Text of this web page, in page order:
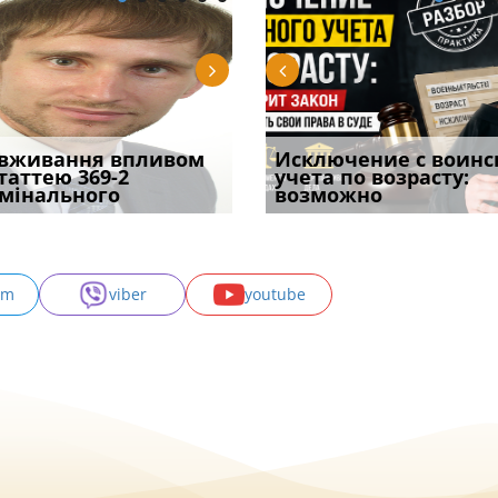
встановив для
шкоди
Документи, на яких не
проставляється
апостиль: пер
впливом
369-2
Переоформлення
відстрочки за іншою
підставою: нов
захисту у
я
Исключение с
учета по возрасту:
возможно
Восьмий ААС
підтвердив, що
може скас
viber youtube